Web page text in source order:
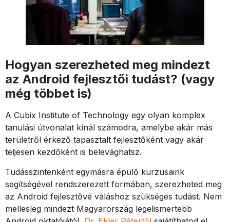
Hogyan szerezheted meg mindezt
az Android fejlesztői tudást? (vagy
még többet is)
A Cubix Institute of Technology egy olyan komplex
tanulási útvonalat kínál számodra, amelybe akár más
területről érkező tapasztalt fejlesztőként vagy akár
teljesen kezdőként is belevághatsz.
Tudásszintenként egymásra épülő kurzusaink
segítségével rendszerezett formában, szerezheted meg
az Android fejlesztővé váláshoz szükséges tudást. Nem
mellesleg mindezt Magyarország legelismertebb